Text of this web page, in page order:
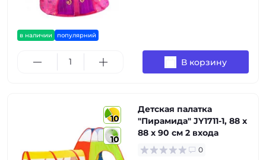
в наличии популярний
В корзину
10
10
Детская палатка
"Пирамида" JY1711-1, 88 х
88 х 90 см 2 входа
0